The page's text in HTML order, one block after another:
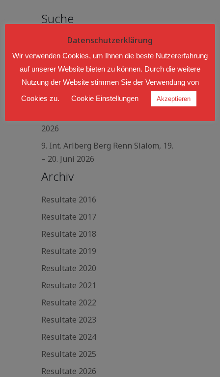
Suche
Neueste Beiträge
Slalom Drivingcamp Röthis, 4. Juli
2026
2026
9. Int. Arlberg Berg Renn Slalom, 19.
– 20. Juni 2026
Archiv
Resultate 2016
Resultate 2017
Resultate 2018
Resultate 2019
Resultate 2020
Resultate 2021
Resultate 2022
Resultate 2023
Resultate 2024
Resultate 2025
Resultate 2026
Datenschutzerklärung
Wir verwenden Cookies, um Ihnen die beste Nutzererfahrung
auf unserer Website bieten zu können. Durch die weitere
Nutzung der Website stimmen Sie der Verwendung von
Cookies zu.
Cookie Einstellungen Akzeptieren